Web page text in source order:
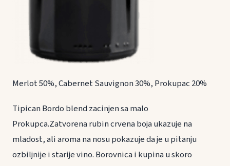
Merlot 50%, Cabernet Sauvignon 30%, Prokupac 20%
Tipican Bordo blend zacinjen sa malo
Prokupca.Zatvorena rubin crvena boja ukazuje na
mladost, ali aroma na nosu pokazuje da je u pitanju
ozbiljnije i starije vino. Borovnica i kupina u skoro